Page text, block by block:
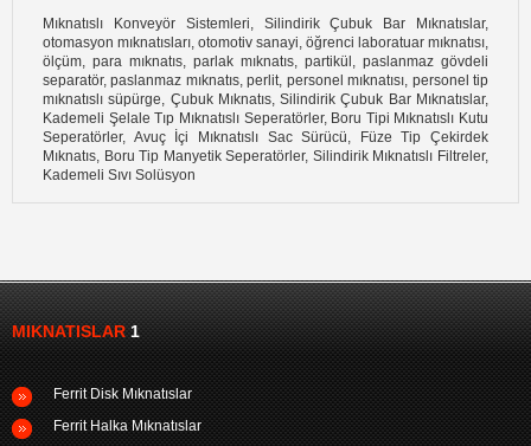
Mıknatıslı Konveyör Sistemleri, Silindirik Çubuk Bar Mıknatıslar,
otomasyon mıknatısları, otomotiv sanayi, öğrenci laboratuar mıknatısı,
ölçüm, para mıknatıs, parlak mıknatıs, partikül, paslanmaz gövdeli
separatör, paslanmaz mıknatıs, perlit, personel mıknatısı, personel tip
mıknatıslı süpürge, Çubuk Mıknatıs, Silindirik Çubuk Bar Mıknatıslar,
Kademeli Şelale Tıp Mıknatıslı Seperatörler, Boru Tipi Mıknatıslı Kutu
Seperatörler, Avuç İçi Mıknatıslı Sac Sürücü, Füze Tip Çekirdek
Mıknatıs, Boru Tip Manyetik Seperatörler, Silindirik Mıknatıslı Filtreler,
Kademeli Sıvı Solüsyon
MIKNATISLAR1
Ferrit Disk Mıknatıslar
Ferrit Halka Mıknatıslar